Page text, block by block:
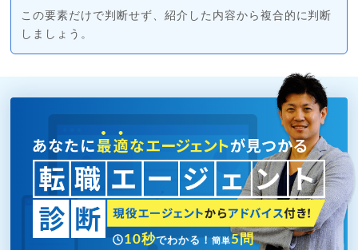
この要素だけで判断せず、紹介した内容から複合的に判断
しましょう。
10秒でわかる！簡単5問